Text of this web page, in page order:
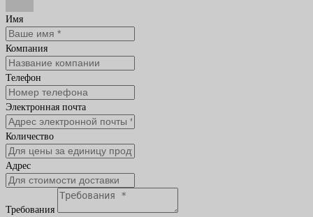
Имя
Компания
Телефон
Электронная почта
Количество
Адрес
Требования